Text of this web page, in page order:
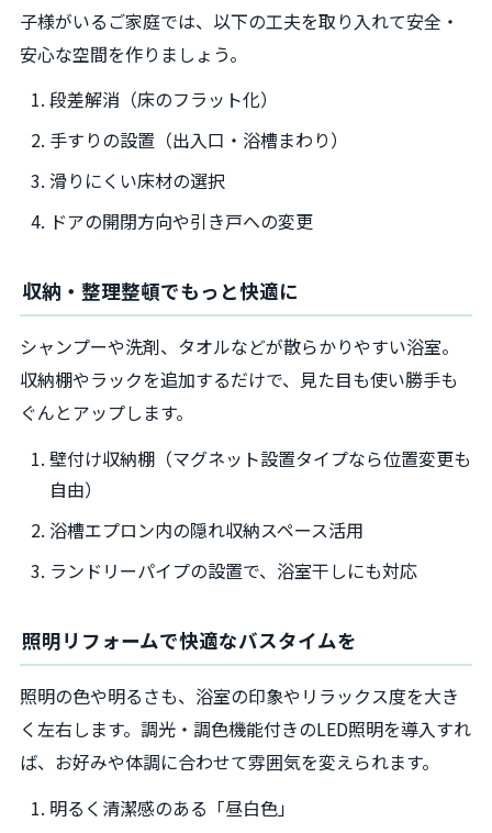
子様がいるご家庭では、以下の工夫を取り入れて安全・
安心な空間を作りましょう。
段差解消（床のフラット化）
手すりの設置（出入口・浴槽まわり）
滑りにくい床材の選択
ドアの開閉方向や引き戸への変更
収納・整理整頓でもっと快適に
シャンプーや洗剤、タオルなどが散らかりやすい浴室。
収納棚やラックを追加するだけで、見た目も使い勝手も
ぐんとアップします。
壁付け収納棚（マグネット設置タイプなら位置変更も
自由）
浴槽エプロン内の隠れ収納スペース活用
ランドリーパイプの設置で、浴室干しにも対応
照明リフォームで快適なバスタイムを
照明の色や明るさも、浴室の印象やリラックス度を大き
く左右します。調光・調色機能付きのLED照明を導入すれ
ば、お好みや体調に合わせて雰囲気を変えられます。
明るく清潔感のある「昼白色」